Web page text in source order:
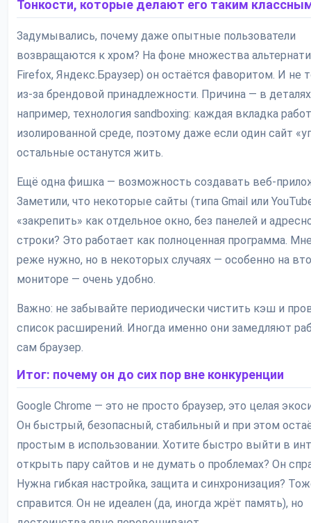
Тонкости, которые делают его таким
Задумывались, почему даже опытные пользователи
возвращаются к хром? На фоне множества
Firefox, Яндекс.Браузер) он остаётся фаворитом. И не
из-за брендовой принадлежности. Причина — в
например, технология sandboxing: каждая вкладка
изолированной среде, поэтому даже если один сайт
остальные останутся жить.
Ещё одна фишка — возможность создавать веб-
Заметили, что некоторые сайты (типа Gmail или
«закрепить» как отдельное окно, без панелей и
строки? Это работает как полноценная программа.
реже нужно, но в некоторых случаях — особенно на
мониторе — очень удобно.
Важно: не забывайте периодически чистить кэш и
список расширений. Иногда именно они замедляют
сам браузер.
Итог: почему он до сих пор вне конкуренции
Google Chrome — это не просто браузер, это целая
Он быстрый, безопасный, стабильный и при этом
простым в использовании. Хотите быстро выйти в
открыть пару сайтов и не думать о проблемах? Он
Нужна гибкая настройка, защита и синхронизация?
справится. Он не идеален (да, иногда жрёт память), но